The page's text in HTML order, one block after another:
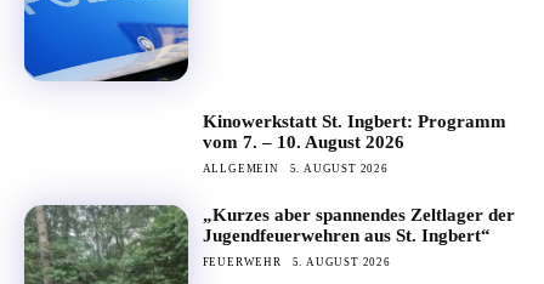
Kinowerkstatt St. Ingbert: Programm
vom 7. – 10. August 2026
ALLGEMEIN 5. AUGUST 2026
„Kurzes aber spannendes Zeltlager der
Jugendfeuerwehren aus St. Ingbert“
FEUERWEHR 5. AUGUST 2026